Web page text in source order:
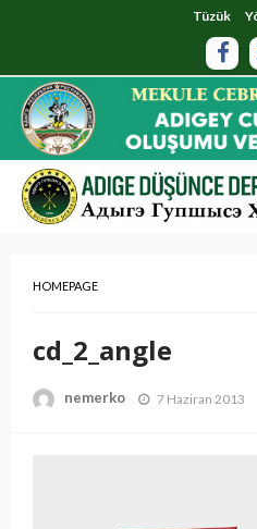
Tüzük
HOMEPAGE
cd_2_angle
nemerko 7 Haziran 2013